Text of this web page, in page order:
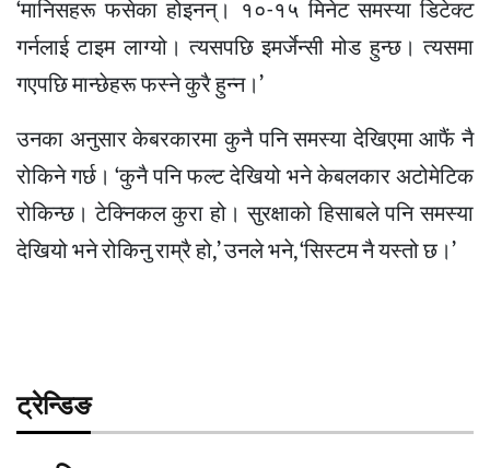
‘मानिसहरू फसेका होइनन्। १०-१५ मिनेट समस्या डिटेक्ट
गर्नलाई टाइम लाग्यो। त्यसपछि इमर्जेन्सी मोड हुन्छ। त्यसमा
गएपछि मान्छेहरू फस्ने कुरै हुन्न।’
उनका अनुसार केबरकारमा कुनै पनि समस्या देखिएमा आफैं नै
रोकिने गर्छ। ‘कुनै पनि फल्ट देखियो भने केबलकार अटोमेटिक
रोकिन्छ। टेक्निकल कुरा हो। सुरक्षाको हिसाबले पनि समस्या
देखियो भने रोकिनु राम्रै हो,’ उनले भने, ‘सिस्टम नै यस्तो छ।’
ट्रेन्डिङ